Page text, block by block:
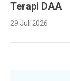
Terapi DAA
29 Juli 2026